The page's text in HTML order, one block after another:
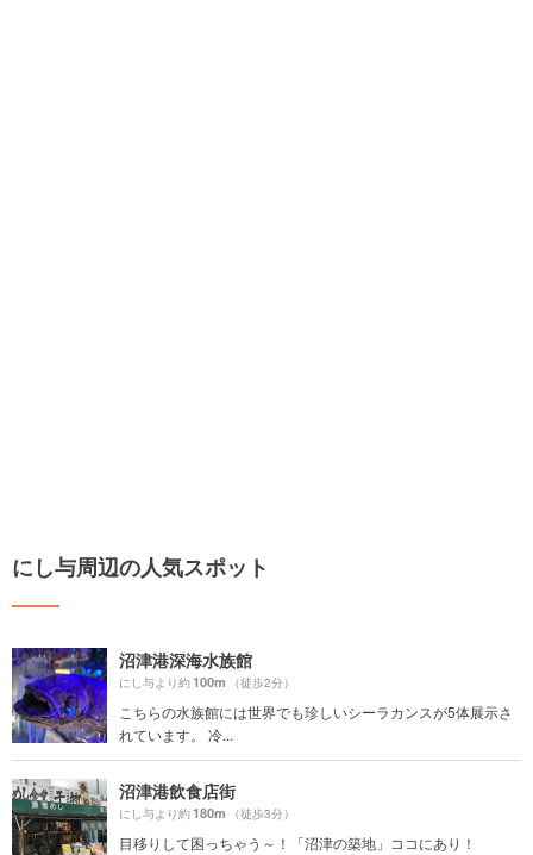
にし与周辺の人気スポット
沼津港深海水族館
にし与より約100m （徒歩2分）
こちらの水族館には世界でも珍しいシーラカンスが5体展示さ
れています。 冷...
沼津港飲食店街
にし与より約180m （徒歩3分）
目移りして困っちゃう～！「沼津の築地」ココにあり！